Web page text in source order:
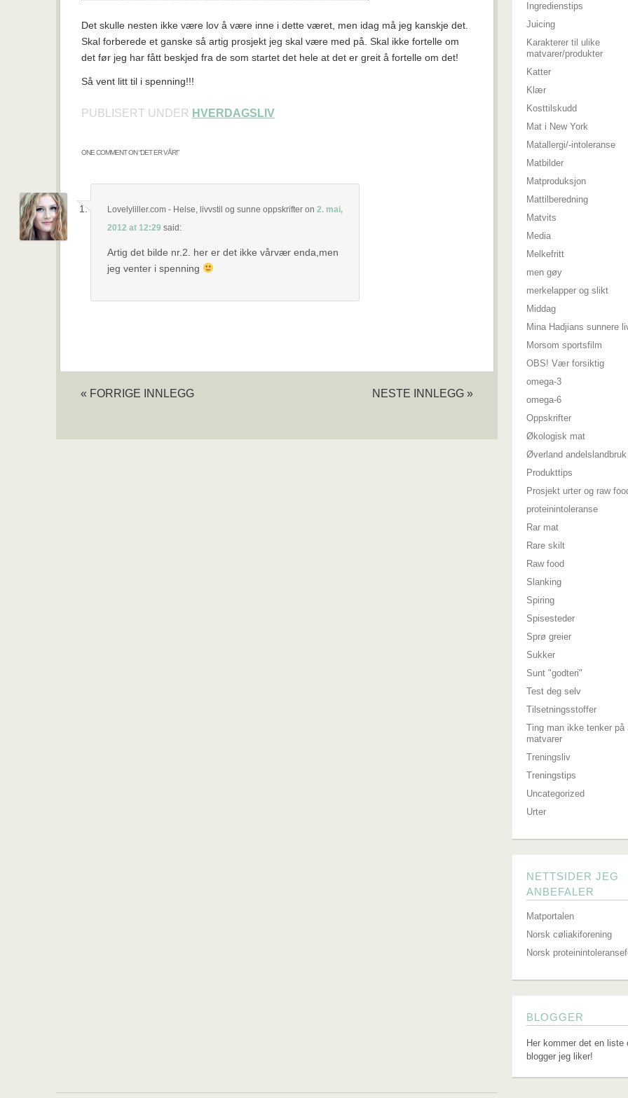
Det skulle nesten ikke være lov å være inne i dette været, men idag må jeg kanskje det.
Skal forberede et ganske så artig prosjekt jeg skal være med på. Skal ikke fortelle om
det før jeg har fått beskjed fra de som startet det hele at det er greit å fortelle om det!
Så vent litt til i spenning!!!
PUBLISERT UNDER HVERDAGSLIV
ONE COMMENT ON “DET ER VÅR!”
Lovelyliller.com - Helse, livvstil og sunne oppskrifteron 2. mai,
2012 at 12:29 said:
Artig det bilde nr.2. her er det ikke vårvær enda,men
jeg venter i spenning
« FORRIGE INNLEGG NESTE INNLEGG »
Ingredienstips
Juicing
Karakterer til ulike
matvarer/produkter
Katter
Klær
Kosttilskudd
Mat i New York
Matallergi/-intoleranse
Matbilder
Matproduksjon
Mattilberedning
Matvits
Media
Melkefritt
men gøy
merkelapper og slikt
Middag
Mina Hadjians sunnere
Morsom sportsfilm
OBS! Vær forsiktig
omega-3
omega-6
Oppskrifter
Økologisk mat
Øverland andelslandbruk
Produkttips
Prosjekt urter og raw
proteinintoleranse
Rar mat
Rare skilt
Raw food
Slanking
Spiring
Spisesteder
Sprø greier
Sukker
Sunt "godteri"
Test deg selv
Tilsetningsstoffer
Ting man ikke tenker på
matvarer
Treningsliv
Treningstips
Uncategorized
Urter
NETTSIDER JEG
ANBEFALER
Matportalen
Norsk cøliakiforening
Norsk
BLOGGER
Her kommer det en liste
blogger jeg liker!